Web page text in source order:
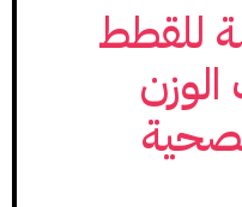
للقطط